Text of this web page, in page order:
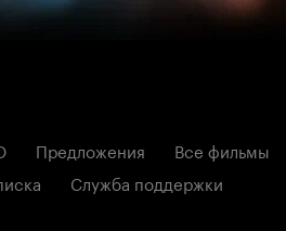
Предложения Все фильмы
Служба поддержки